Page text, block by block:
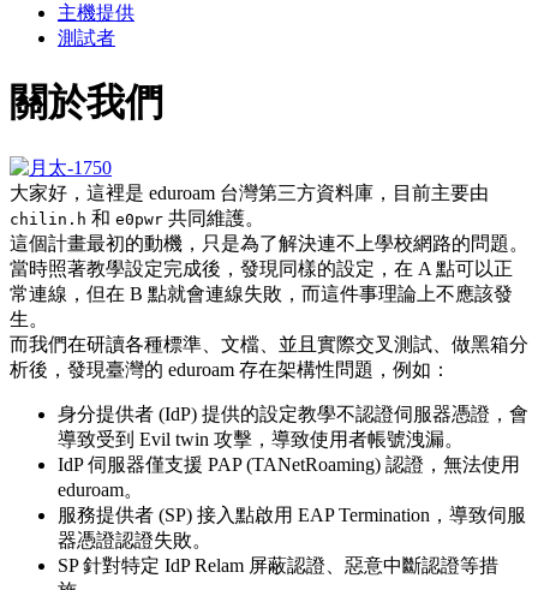
主機提供
測試者
關於我們
大家好，這裡是 eduroam 台灣第三方資料庫，目前主要由
chilin.h 和 e0pwr 共同維護。
這個計畫最初的動機，只是為了解決連不上學校網路的問題。
當時照著教學設定完成後，發現同樣的設定，在 A 點可以正
常連線，但在 B 點就會連線失敗，而這件事理論上不應該發
生。
而我們在研讀各種標準、文檔、並且實際交叉測試、做黑箱分
析後，發現臺灣的 eduroam 存在架構性問題，例如：
身分提供者 (IdP) 提供的設定教學不認證伺服器憑證，會
導致受到 Evil twin 攻擊，導致使用者帳號洩漏。
IdP 伺服器僅支援 PAP (TANetRoaming) 認證，無法使用
eduroam。
服務提供者 (SP) 接入點啟用 EAP Termination，導致伺服
器憑證認證失敗。
SP 針對特定 IdP Relam 屏蔽認證、惡意中斷認證等措